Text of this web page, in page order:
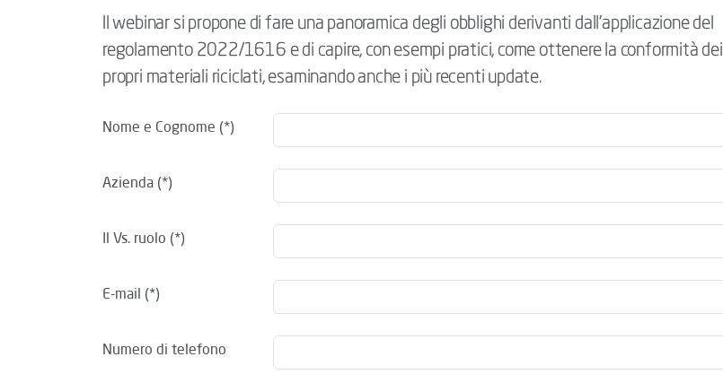
Il webinar si propone di fare una panoramica degli obblighi derivanti dall'applicazione del
regolamento 2022/1616 e di capire, con esempi pratici, come ottenere la conformità dei
propri materiali riciclati, esaminando anche i più recenti update.
Nome e Cognome
Azienda
Il Vs. ruolo
E-mail
Numero di telefono